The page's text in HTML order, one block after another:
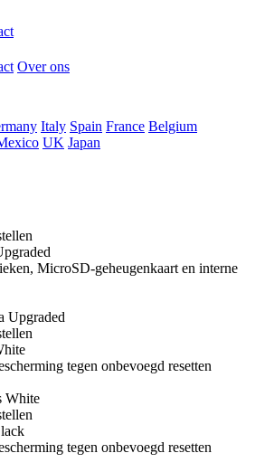
Over ons
Italy Spain France Belgium
UK Japan
MicroSD-geheugenkaart en interne
tegen onbevoegd resetten
tegen onbevoegd resetten